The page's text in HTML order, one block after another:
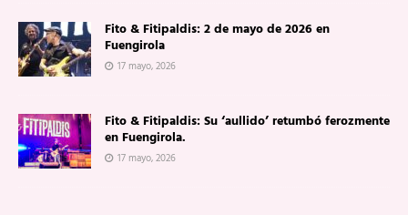
Fito & Fitipaldis: 2 de mayo de 2026 en
Fuengirola
17 mayo, 2026
Fito & Fitipaldis: Su ‘aullido’ retumbó ferozmente
en Fuengirola.
17 mayo, 2026